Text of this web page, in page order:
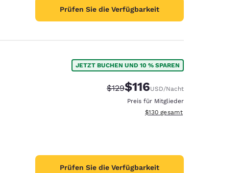
Prüfen Sie die Verfügbarkeit
JETZT BUCHEN UND 10 % SPAREN
Durchgestrichener Preis:
$129Vergünstigter Preis:
$116USD/Nacht
Preis für Mitglieder
Geschätzte Gesamtdetails
$130 gesamt
Prüfen Sie die Verfügbarkeit